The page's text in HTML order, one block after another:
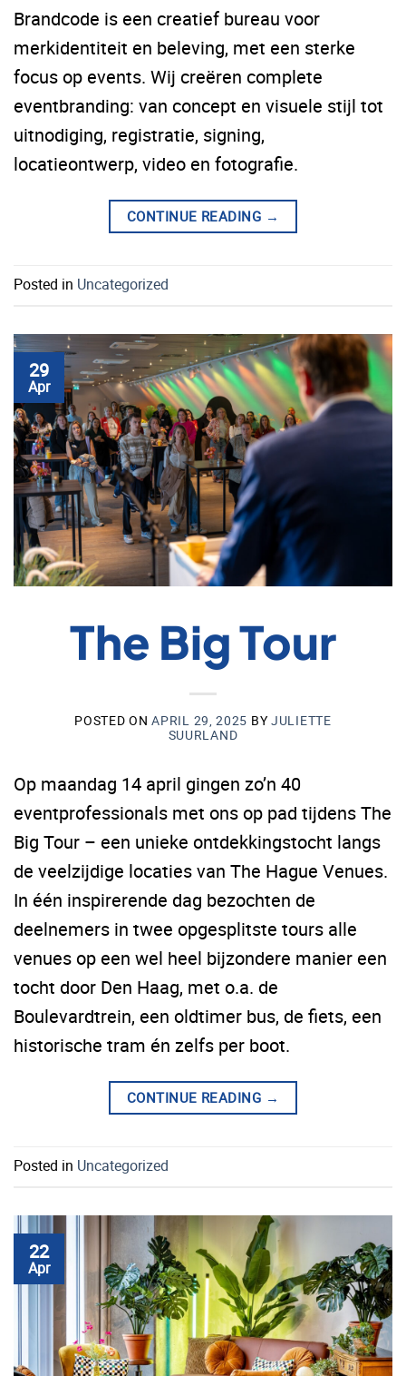
Brandcode is een creatief bureau voor
merkidentiteit en beleving, met een sterke
focus op events. Wij creëren complete
eventbranding: van concept en visuele stijl tot
uitnodiging, registratie, signing,
locatieontwerp, video en fotografie.
CONTINUE READING →
Posted in Uncategorized
29
Apr
The Big Tour
POSTED ONAPRIL 29, 2025 BY JULIETTE
SUURLAND
Op maandag 14 april gingen zo’n 40
eventprofessionals met ons op pad tijdens The
Big Tour – een unieke ontdekkingstocht langs
de veelzijdige locaties van The Hague Venues.
In één inspirerende dag bezochten de
deelnemers in twee opgesplitste tours alle
venues op een wel heel bijzondere manier een
tocht door Den Haag, met o.a. de
Boulevardtrein, een oldtimer bus, de fiets, een
historische tram én zelfs per boot.
CONTINUE READING →
Posted in Uncategorized
22
Apr